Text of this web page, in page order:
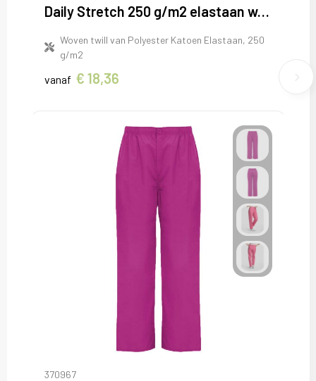
Daily Stretch 250 g/m2 elastaan werkbroek
Woven twill van Polyester Katoen Elastaan, 250
g/m2
vanaf € 18,36
370967